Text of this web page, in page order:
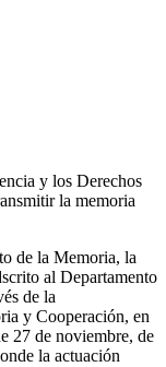
y los Derechos
la memoria
de la Memoria, la
al Departamento
de la
y Cooperación, en
27 de noviembre, de
la actuación